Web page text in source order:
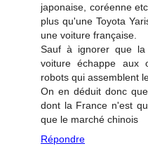
japonaise, coréenne
plus qu'une Toyota
une voiture française.
Sauf à ignorer que
voiture échappe aux
robots qui assemblent
On en déduit donc
dont la France n'est
que le marché chinois
Répondre